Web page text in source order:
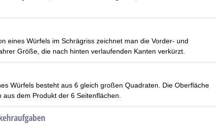
eines Würfels im Schrägriss zeichnet man die Vorder- und
Größe, die nach hinten verlaufenden Kanten verkürzt.
Würfels besteht aus 6 gleich großen Quadraten. Die Oberfläche
aus dem Produkt der 6 Seitenflächen.